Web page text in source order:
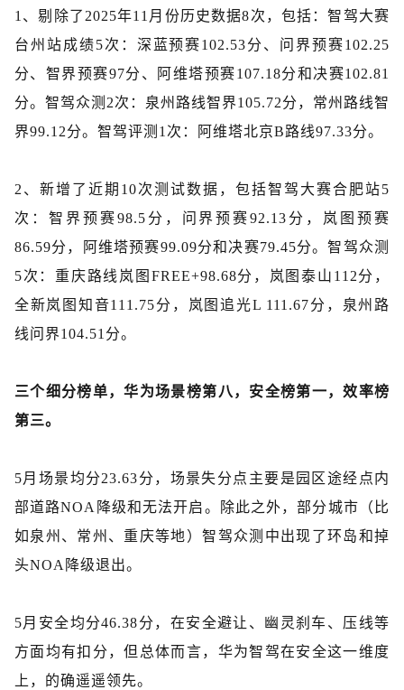
1、剔除了2025年11月份历史数据8次，包括：智驾大赛
台州站成绩5次：深蓝预赛102.53分、问界预赛102.25
分、智界预赛97分、阿维塔预赛107.18分和决赛102.81
分。智驾众测2次：泉州路线智界105.72分，常州路线智
界99.12分。智驾评测1次：阿维塔北京B路线97.33分。
2、新增了近期10次测试数据，包括智驾大赛合肥站5
次：智界预赛98.5分，问界预赛92.13分，岚图预赛
86.59分，阿维塔预赛99.09分和决赛79.45分。智驾众测
5次：重庆路线岚图FREE+98.68分，岚图泰山112分，
全新岚图知音111.75分，岚图追光L 111.67分，泉州路
线问界104.51分。
三个细分榜单，华为场景榜第八，安全榜第一，效率榜
第三。
5月场景均分23.63分，场景失分点主要是园区途经点内
部道路NOA降级和无法开启。除此之外，部分城市（比
如泉州、常州、重庆等地）智驾众测中出现了环岛和掉
头NOA降级退出。
5月 安全均分46.38分，在安全避让 、幽灵刹车、压线等
方面均有扣分，但总体而言，华为智驾在安全这一维度
上，的确遥遥领先。